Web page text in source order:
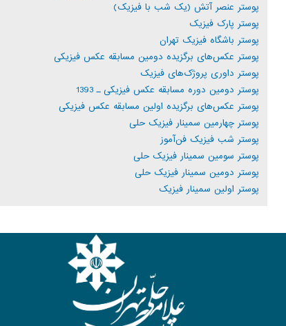
پوستر عنصر آتش (یک شب با فیزیک)
پوستر پارک فیزیک
پوستر باشگاه فیزیک تهران
پوستر عکس‌های برگزیده دومین مسابقه عکس فیزیکی
پوستر داوری پروژک‌های فیزیک
پوستر دومین دوره مسابقه عکس فیزیکی ـ 1393
پوستر عکس‌های برگزیده اولین مسابقه عکس فیزیکی
پوستر چهارمین سمینار فیزیک حلی
پوستر شب فیزیک فن‌آموز
پوستر سومین سمینار فیزیک حلی
پوستر دومین سمینار فیزیک حلی
پوستر اولین سمینار فیزیک